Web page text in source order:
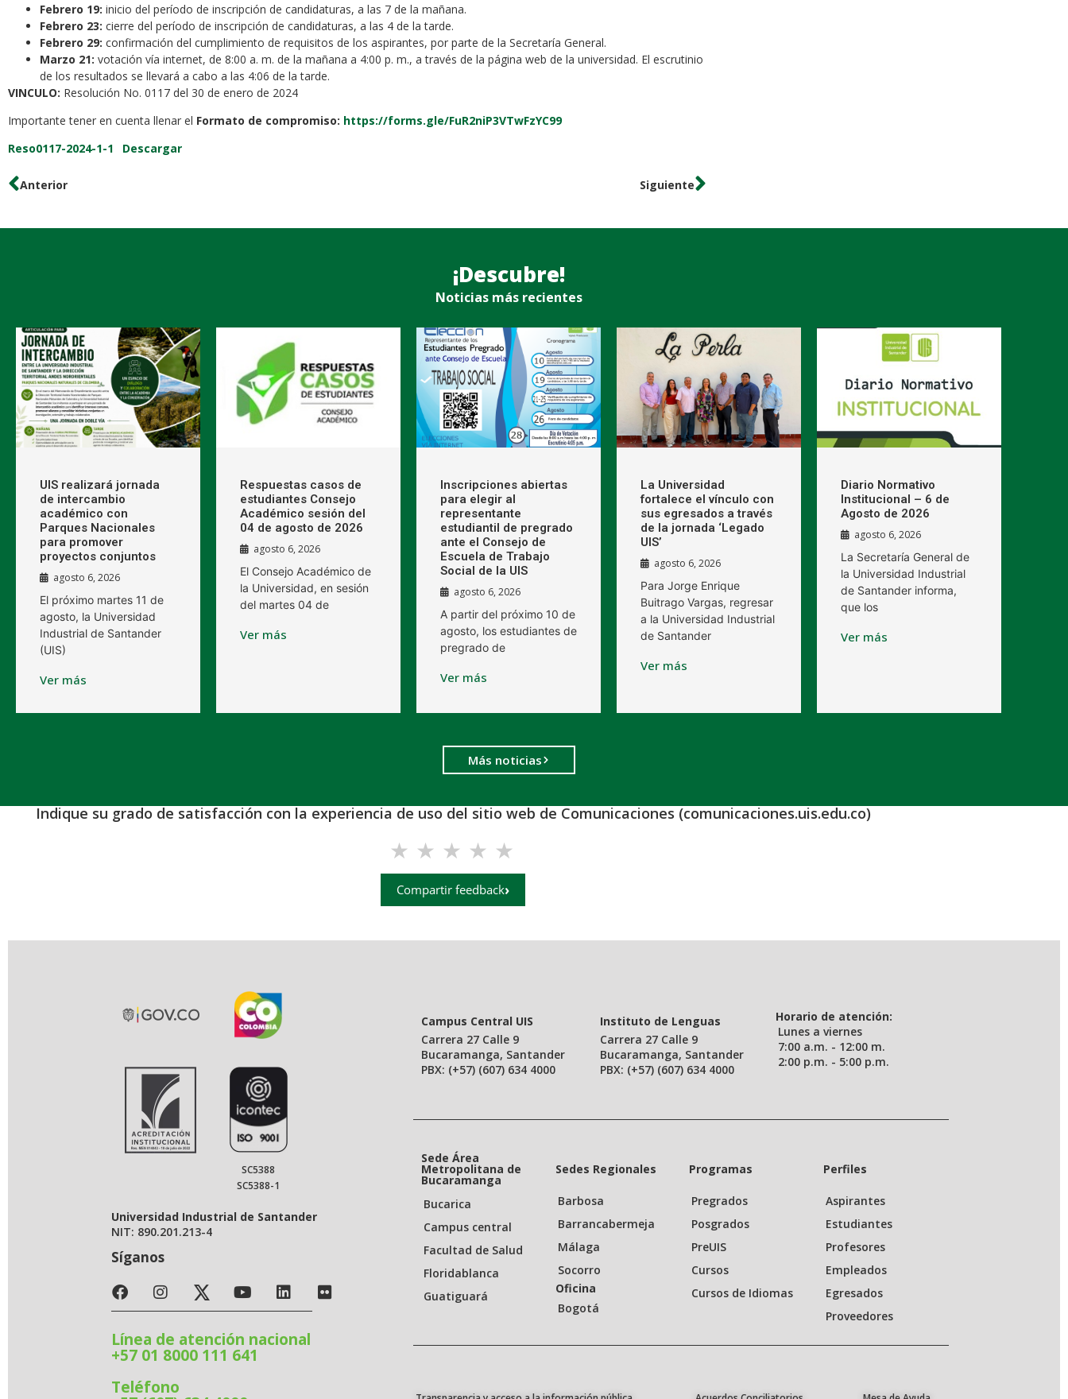
Febrero 19: inicio del período de inscripción de candidaturas, a las 7 de la mañana.
Febrero 23: cierre del período de inscripción de candidaturas, a las 4 de la tarde.
Febrero 29: confirmación del cumplimiento de requisitos de los aspirantes, por parte de la Secretaría General.
Marzo 21: votación vía internet, de 8:00 a. m. de la mañana a 4:00 p. m., a través de la página web de la universidad. El escrutinio
de los resultados se llevará a cabo a las 4:06 de la tarde.
VINCULO: Resolución No. 0117 del 30 de enero de 2024
Importante tener en cuenta llenar el Formato de compromiso: https://forms.gle/FuR2niP3VTwFzYC99
Reso0117-2024-1-1
Descargar
Anterior Siguiente
¡Descubre!
Noticias más recientes
UIS realizará jornada
de intercambio
académico con
Parques Nacionales
para promover
proyectos conjuntos
agosto 6, 2026
El próximo martes 11 de
agosto, la Universidad
Industrial de Santander
(UIS)
Ver más
Respuestas casos de
estudiantes Consejo
Académico sesión del
04 de agosto de 2026
agosto 6, 2026
El Consejo Académico de
la Universidad, en sesión
del martes 04 de
Ver más
Inscripciones abiertas
para elegir al
representante
estudiantil de pregrado
ante el Consejo de
Escuela de Trabajo
Social de la UIS
agosto 6, 2026
A partir del próximo 10 de
agosto, los estudiantes de
pregrado de
Ver más
La Universidad
fortalece el vínculo con
sus egresados a través
de la jornada ‘Legado
UIS’
agosto 6, 2026
Para Jorge Enrique
Buitrago Vargas, regresar
a la Universidad Industrial
de Santander
Ver más
Diario Normativo
Institucional – 6 de
Agosto de 2026
agosto 6, 2026
La Secretaría General de
la Universidad Industrial
de Santander informa,
que los
Ver más
Más noticias
Indique su grado de satisfacción con la experiencia de uso del sitio web de Comunicaciones (comunicaciones.uis.edu.co)